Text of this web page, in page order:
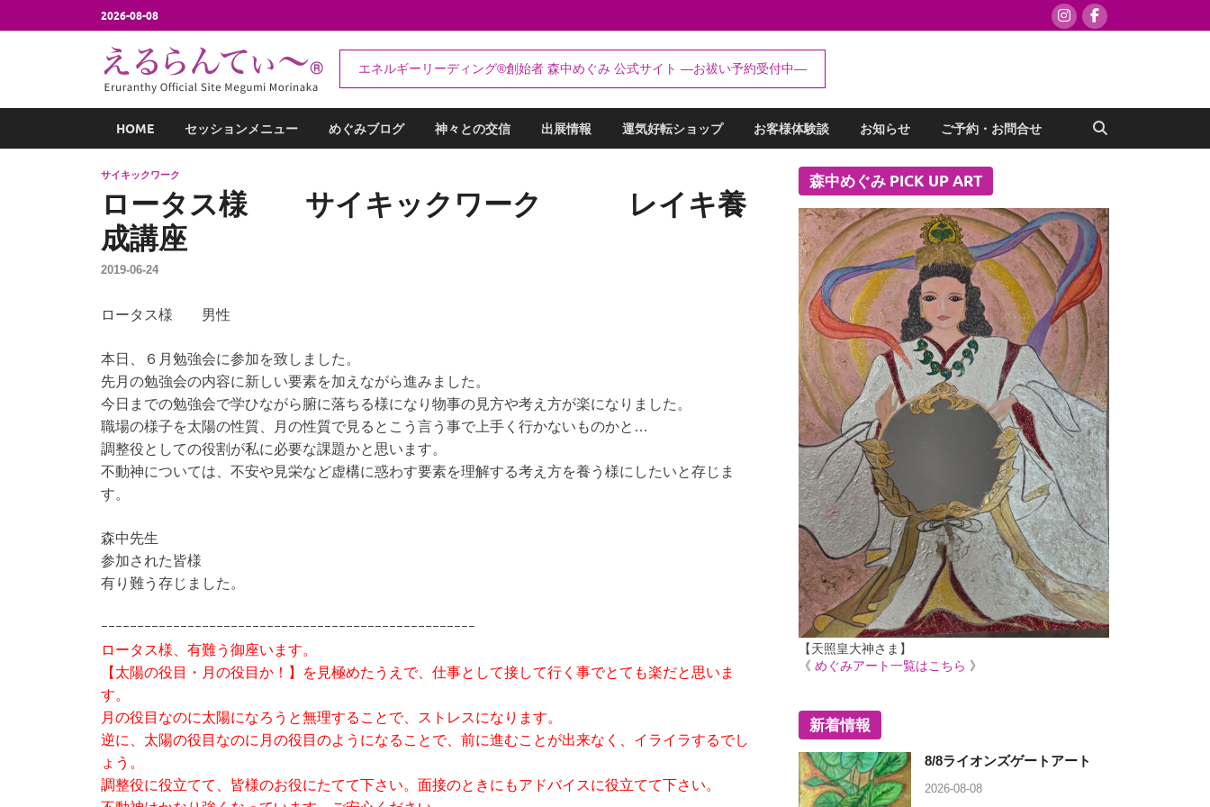
2026-08-08
えるらんてぃ～®
エネルギーリーディング®創始者 森中めぐみ｜お祓い・セッション予約受付中
エネルギーリーディング®創始者 森中めぐみ 公式サイト ―お祓い予約受付中―
HOME セッションメニュー めぐみブログ 神々との交信 出展情報 運気好転ショップ お客様体験談 お知らせ ご予約・お問合せ
サイキックワーク
ロータス様 サイキックワーク レイキ養
成講座
2019-06-24
ロータス様 男性
本日、６月勉強会に参加を致しました。
先月の勉強会の内容に新しい要素を加えながら進みました。
今日までの勉強会で学ひながら腑に落ちる様になり物事の見方や考え方が楽になりました。
職場の様子を太陽の性質、月の性質で見るとこう言う事で上手く行かないものかと…
調整役としての役割が私に必要な課題かと思います。
不動神については、不安や見栄など虚構に惑わす要素を理解する考え方を養う様にしたいと存じま
す。
森中先生
参加された皆様
有り難う存じました。
ｰｰｰｰｰｰｰｰｰｰｰｰｰｰｰｰｰｰｰｰｰｰｰｰｰｰｰｰｰｰｰｰｰｰｰｰｰｰｰｰｰｰｰｰｰｰｰｰｰｰｰｰ
ロータス様、有難う御座います。
【太陽の役目・月の役目か！】を見極めたうえで、仕事として接して行く事でとても楽だと思いま
す。
月の役目なのに太陽になろうと無理することで、ストレスになります。
逆に、太陽の役目なのに月の役目のようになることで、前に進むことが出来なく、イライラするでし
ょう。
調整役に役立てて、皆様のお役にたてて下さい。面接のときにもアドバイスに役立てて下さい。
森中めぐみ PICK UP ART
【天照皇大神さま】
《めぐみアート一覧はこちら 》
新着情報
8/8ライオンズゲートアート
2026-08-08